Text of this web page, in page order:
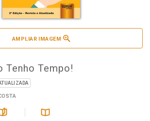
AMPLIAR IMAGEM
Tenho Tempo!